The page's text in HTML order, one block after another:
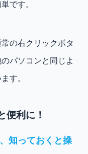
です。
の右クリックボタ
パソコンと同じよ
す。
便利に！
知っておくと操